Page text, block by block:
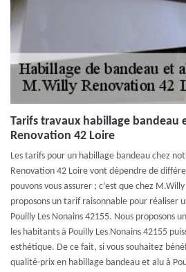
Tarifs travaux habillage bandeau
Renovation 42 Loire
Les tarifs pour un habillage bandeau chez
Renovation 42 Loire vont dépendre de
pouvons vous assurer ; c’est que chez
proposons un tarif raisonnable pour réaliser
Pouilly Les Nonains 42155. Nous proposons
les habitants à Pouilly Les Nonains 42155
esthétique. De ce fait, si vous souhaitez
qualité-prix en habillage bandeau et alu à